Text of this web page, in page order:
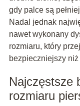
gdy palce są
Nadal jednak
nawet wykonany
rozmiaru, który
bezpieczniejszy
Najczęstsze
rozmiaru